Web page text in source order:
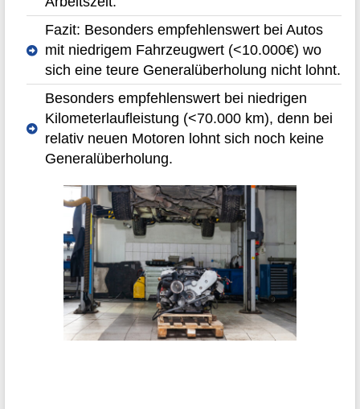
Fazit: Besonders empfehlenswert bei Autos
mit niedrigem Fahrzeugwert (<10.000€) wo
sich eine teure Generalüberholung nicht lohnt.
Besonders empfehlenswert bei niedrigen
Kilometerlaufleistung (<70.000 km), denn bei
relativ neuen Motoren lohnt sich noch keine
Generalüberholung.